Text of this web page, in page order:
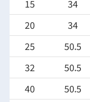
15
34
20
34
25
50.5
32
50.5
40
50.5